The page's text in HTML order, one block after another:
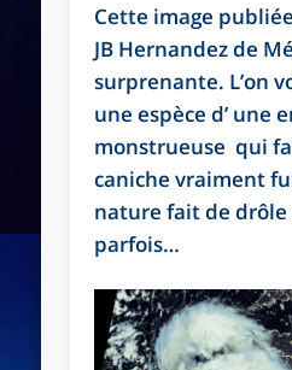
Cette image
JB Hernandez de
surprenante. L’on
une espèce d’ une
monstrueuse qui
caniche vraiment
nature fait de drôle
parfois…